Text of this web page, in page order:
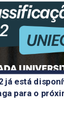
já está
para o